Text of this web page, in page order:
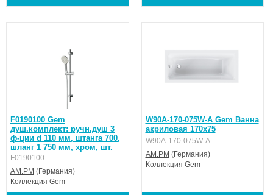
F0190100 Gem
душ.комплект: ручн.душ 3
ф-ции d 110 мм, штанга 700,
шланг 1 750 мм, хром, шт.
F0190100
AM.PM (Германия)
Коллекция Gem
W90A-170-075W-A Gem Ванна
акриловая 170x75
W90A-170-075W-A
AM.PM (Германия)
Коллекция Gem